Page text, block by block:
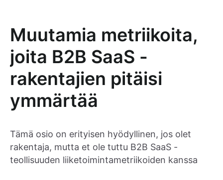
Muutamia metriikoita,
joita B2B SaaS -
rakentajien pitäisi
ymmärtää
Tämä osio on erityisen hyödyllinen, jos olet
rakentaja, mutta et ole tuttu B2B SaaS -
teollisuuden liiketoimintametriikoiden kanssa